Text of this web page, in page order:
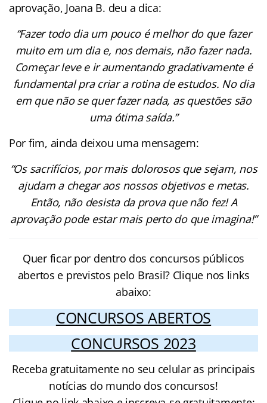
aprovação, Joana B. deu a dica:
“Fazer todo dia um pouco é melhor do que fazer
muito em um dia e, nos demais, não fazer nada.
Começar leve e ir aumentando gradativamente é
fundamental pra criar a rotina de estudos. No dia
em que não se quer fazer nada, as questões são
uma ótima saída.”
Por fim, ainda deixou uma mensagem:
“Os sacrifícios, por mais dolorosos que sejam, nos
ajudam a chegar aos nossos objetivos e metas.
Então, não desista da prova que não fez! A
aprovação pode estar mais perto do que imagina!”
Quer ficar por dentro dos concursos públicos
abertos e previstos pelo Brasil? Clique nos links
abaixo:
CONCURSOS ABERTOS
CONCURSOS 2023
Receba gratuitamente no seu celular as principais
notícias do mundo dos concursos!